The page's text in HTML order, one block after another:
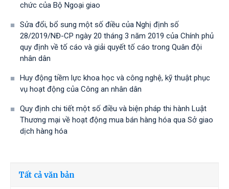
chức của Bộ Ngoại giao
Sửa đổi, bổ sung một số điều của Nghị định số
28/2019/NĐ-CР ngày 20 tháng 3 năm 2019 của Chính phủ
quy định về tố cáo và giải quyết tố cáo trong Quân đội
nhân dân
Huy động tiềm lực khoa học và công nghệ, kỹ thuật phục
vụ hoạt động của Công an nhân dân
Quy định chi tiết một số điều và biện pháp thi hành Luật
Thương mại về hoạt động mua bán hàng hóa qua Sở giao
dịch hàng hóa
Tất cả văn bản